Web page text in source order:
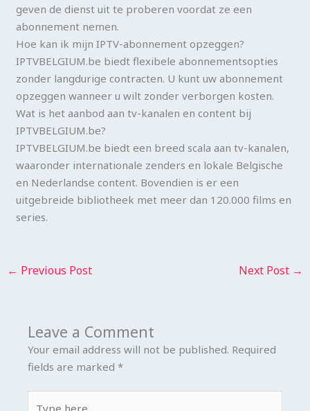
geven de dienst uit te proberen voordat ze een
abonnement nemen.
Hoe kan ik mijn IPTV-abonnement opzeggen?
IPTVBELGIUM.be biedt flexibele abonnementsopties
zonder langdurige contracten. U kunt uw abonnement
opzeggen wanneer u wilt zonder verborgen kosten.
Wat is het aanbod aan tv-kanalen en content bij
IPTVBELGIUM.be?
IPTVBELGIUM.be biedt een breed scala aan tv-kanalen,
waaronder internationale zenders en lokale Belgische
en Nederlandse content. Bovendien is er een
uitgebreide bibliotheek met meer dan 120.000 films en
series.
← Previous Post Next Post →
Leave a Comment
Your email address will not be published. Required
fields are marked*